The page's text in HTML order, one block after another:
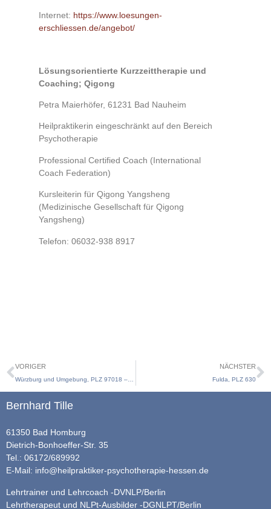
Internet: https://www.loesungen-
erschliessen.de/angebot/
Lösungsorientierte Kurzzeittherapie und
Coaching; Qigong
Petra Maierhöfer, 61231 Bad Nauheim
Heilpraktikerin eingeschränkt auf den Bereich
Psychotherapie
Professional Certified Coach (International
Coach Federation)
Kursleiterin für Qigong Yangsheng
(Medizinische Gesellschaft für Qigong
Yangsheng)
Telefon: 06032-938 8917
VORIGER NÄCHSTER
Fulda, PLZ 630
Bernhard Tille
61350 Bad Homburg
Dietrich-Bonhoeffer-Str. 35
Tel.: 06172/689992
E-Mail: info@heilpraktiker-psychotherapie-hessen.de
Lehrtrainer und Lehrcoach -DVNLP/Berlin
Lehrtherapeut und NLPt-Ausbilder -DGNLPT/Berlin